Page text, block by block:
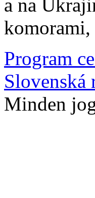
a na
Program
Slovenská
Minden